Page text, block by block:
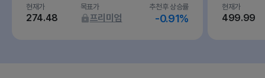
현재가
274.48
목표가
프리미엄
추천후 상승률
-0.91%
현재가
499.99